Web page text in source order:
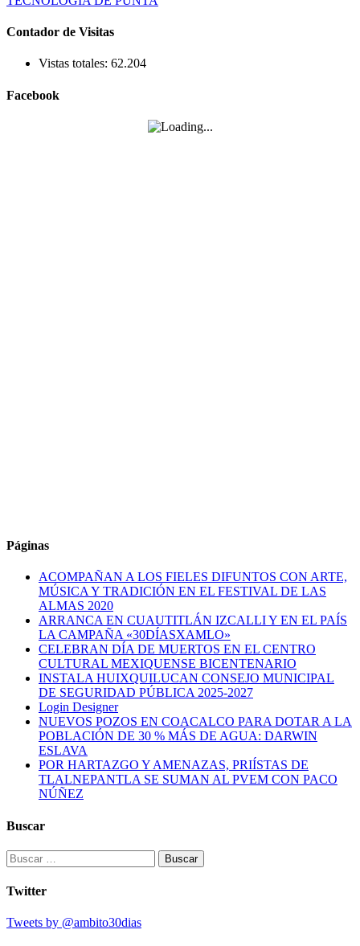
Contador de Visitas
Vistas totales: 62.204
Facebook
Páginas
ACOMPAÑAN A LOS FIELES DIFUNTOS CON ARTE,
MÚSICA Y TRADICIÓN EN EL FESTIVAL DE LAS
ALMAS 2020
ARRANCA EN CUAUTITLÁN IZCALLI Y EN EL PAÍS
LA CAMPAÑA «30DÍASXAMLO»
CELEBRAN DÍA DE MUERTOS EN EL CENTRO
CULTURAL MEXIQUENSE BICENTENARIO
INSTALA HUIXQUILUCAN CONSEJO MUNICIPAL
DE SEGURIDAD PÚBLICA 2025-2027
Login Designer
NUEVOS POZOS EN COACALCO PARA DOTAR A LA
POBLACIÓN DE 30 % MÁS DE AGUA: DARWIN
ESLAVA
POR HARTAZGO Y AMENAZAS, PRIÍSTAS DE
TLALNEPANTLA SE SUMAN AL PVEM CON PACO
NÚÑEZ
Buscar
Buscar:
Twitter
Tweets by @ambito30dias